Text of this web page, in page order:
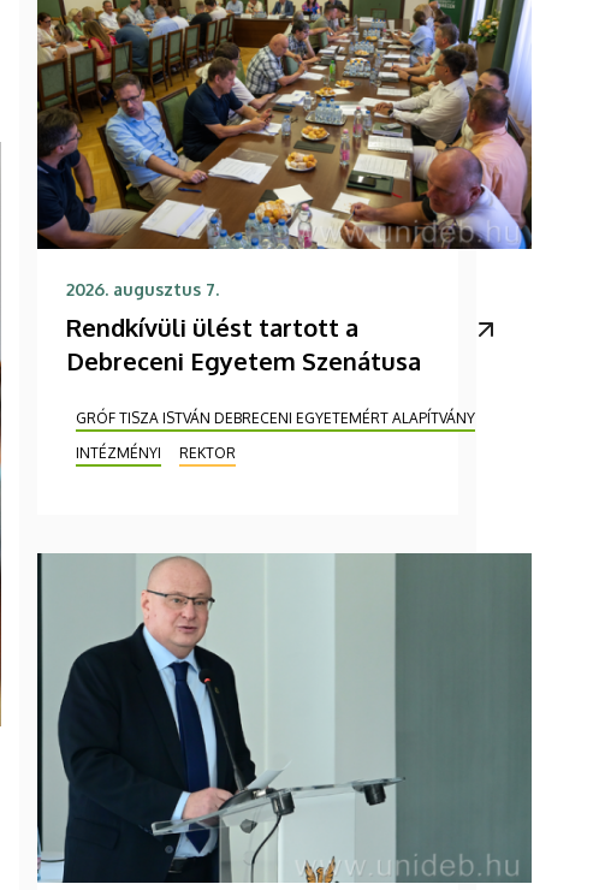
2026. augusztus 7.
Rendkívüli ülést tartott a
Debreceni Egyetem Szenátusa
GRÓF TISZA ISTVÁN DEBRECENI EGYETEMÉRT ALAPÍTVÁNY
INTÉZMÉNYI
REKTOR